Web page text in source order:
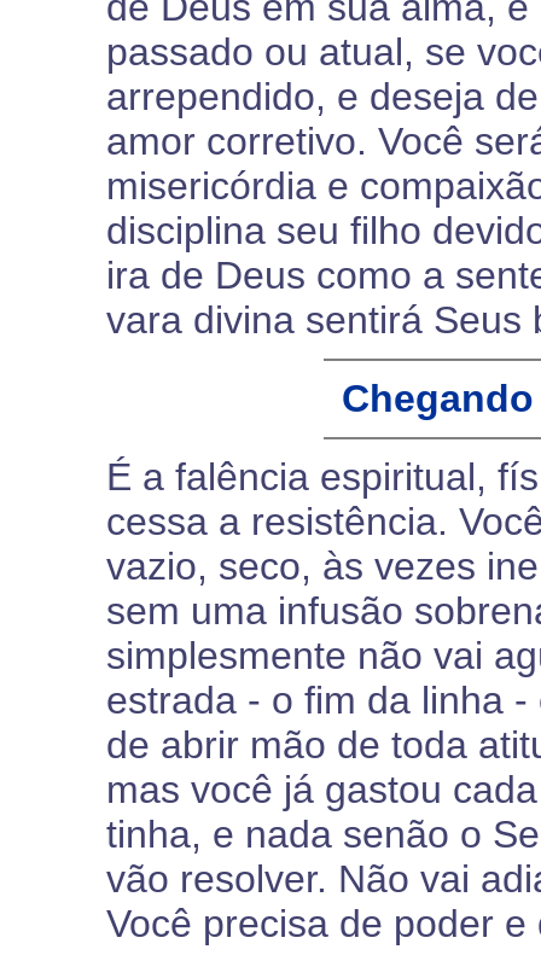
passado ou atual, se
arrependido, e deseja
amor corretivo. Você
misericórdia e
disciplina seu filho
ira de Deus como a
vara divina sentirá Seus
É a falência espiritual,
cessa a resistência.
vazio, seco, às vezes
sem uma infusão
simplesmente não vai
estrada - o fim da linha
de abrir mão de toda
mas você já gastou
tinha, e nada senão o
vão resolver. Não vai
Você precisa de poder